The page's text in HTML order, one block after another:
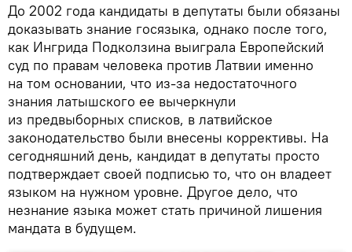
До 2002 года кандидаты в депутаты были обязаны
доказывать знание госязыка, однако после того,
как Ингрида Подколзина выиграла Европейский
суд по правам человека против Латвии именно
на том основании, что из-за недостаточного
знания латышского ее вычеркнули
из предвыборных списков, в латвийское
законодательство были внесены коррективы. На
сегодняшний день, кандидат в депутаты просто
подтверждает своей подписью то, что он владеет
языком на нужном уровне. Другое дело, что
незнание языка может стать причиной лишения
мандата в будущем.